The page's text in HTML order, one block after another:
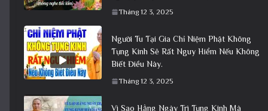
Tháng 12 3, 2025
Người Tu Tại Gia Chỉ Niệm Phật Không
Tụng Kinh Sẽ Rất Nguy Hiểm Nếu Không
Biết Điều Này.
Tháng 12 3, 2025
Vì Sao Hằng Ngày Trì Tụng Kinh Mà